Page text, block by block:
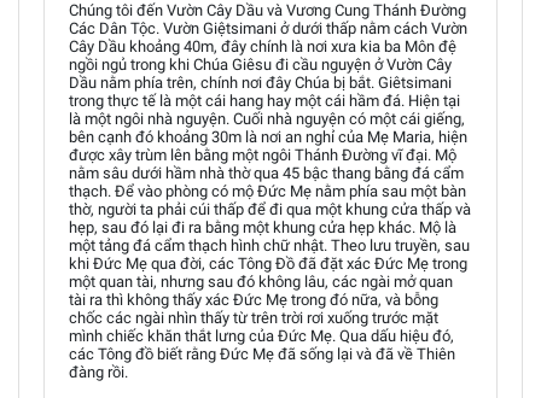
Chúng tôi đến Vườn Cây Dầu và Vương Cung Thánh Đường
Các Dân Tộc. Vườn Giệtsimani ở dưới thấp nằm cách Vườn
Cây Dầu khoảng 40m, đây chính là nơi xưa kia ba Môn đệ
ngồi ngủ trong khi Chúa Giêsu đi cầu nguyện ở Vườn Cây
Dầu nằm phía trên, chính nơi đây Chúa bị bắt. Giêtsimani
trong thực tế là một cái hang hay một cái hầm đá. Hiện tại
là một ngôi nhà nguyện. Cuối nhà nguyện có một cái giếng,
bên cạnh đó khoảng 30m là nơi an nghỉ của Mẹ Maria, hiện
được xây trùm lên bằng một ngôi Thánh Đường vĩ đại. Mộ
nằm sâu dưới hầm nhà thờ qua 45 bậc thang bằng đá cẩm
thạch. Để vào phòng có mộ Đức Mẹ nằm phía sau một bàn
thờ, người ta phải cúi thấp để đi qua một khung cửa thấp và
hẹp, sau đó lại đi ra bằng một khung cửa hẹp khác. Mộ là
một tảng đá cẩm thạch hình chữ nhật. Theo lưu truyền, sau
khi Đức Mẹ qua đời, các Tông Đồ đã đặt xác Đức Mẹ trong
một quan tài, nhưng sau đó không lâu, các ngài mở quan
tài ra thì không thấy xác Đức Mẹ trong đó nữa, và bỗng
chốc các ngài nhìn thấy từ trên trời rơi xuống trước mặt
mình chiếc khăn thắt lưng của Đức Mẹ. Qua dấu hiệu đó,
các Tông đồ biết rằng Đức Mẹ đã sống lại và đã về Thiên
đàng rồi.